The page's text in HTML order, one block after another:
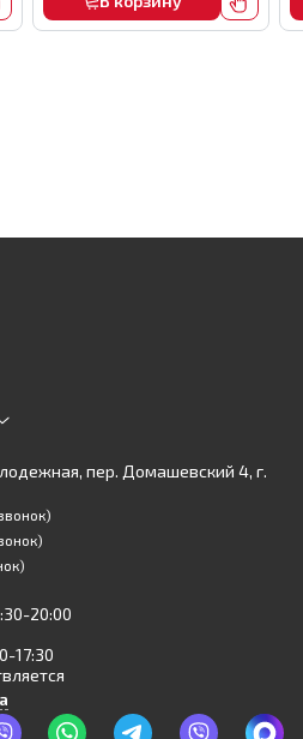
пер. Домашевский 4, г.
20:00
17:30